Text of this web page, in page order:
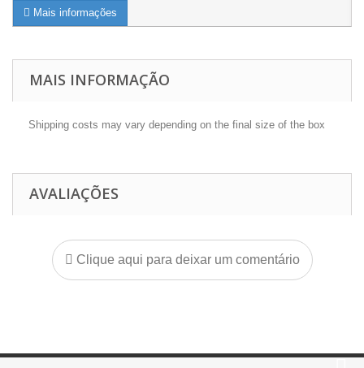
Mais informações
MAIS INFORMAÇÃO
Shipping costs may vary depending on the final size of the box
AVALIAÇÕES
Clique aqui para deixar um comentário